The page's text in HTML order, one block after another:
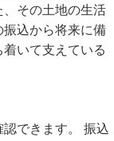
その土地の生活
振込から将来に備
いて支えている
できます。 振込